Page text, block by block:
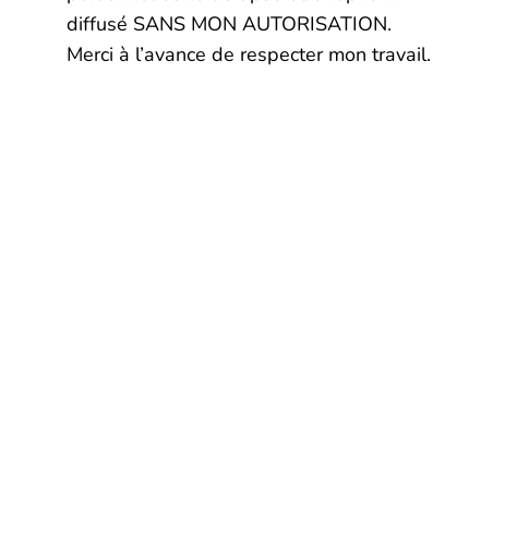
diffusé SANS MON AUTORISATION.
Merci à l’avance de respecter mon travail.